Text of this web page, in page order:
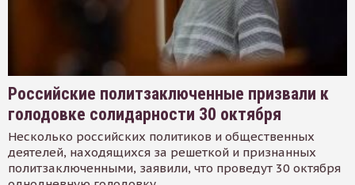
Российские политзаключенные призвали к
голодовке солидарности 30 октября
Несколько российских политиков и общественных
деятелей, находящихся за решеткой и признанных
политзаключенными, заявили, что проведут 30 октября